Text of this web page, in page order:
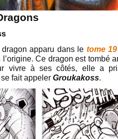
dragon apparu dans le tome 19
l’origine. Ce dragon est tombé
vivre à ses côtés, elle a
fait appeler Groukakoss.